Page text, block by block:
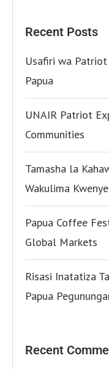
Recent Posts
Usafiri wa Patriot
Papua
UNAIR Patriot
Communities
Tamasha la
Wakulima
Papua Coffee
Global Markets
Risasi Inatatiza
Papua
Recent